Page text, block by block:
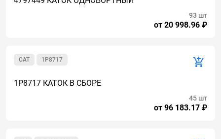
от 20 998.96 ₽
93 шт
1P8717
CAT
1P8717 КАТОК В СБОРЕ
от 96 183.17 ₽
45 шт